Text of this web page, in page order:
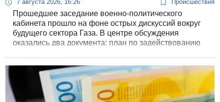
7 августа 2026, 16:26 Происшествия
Прошедшее заседание военно-политического
кабинета прошло на фоне острых дискуссий вокруг
будущего сектора Газа. В центре обсуждения
оказались два документа: план по задействованию
перспективой создания палестинского государства.